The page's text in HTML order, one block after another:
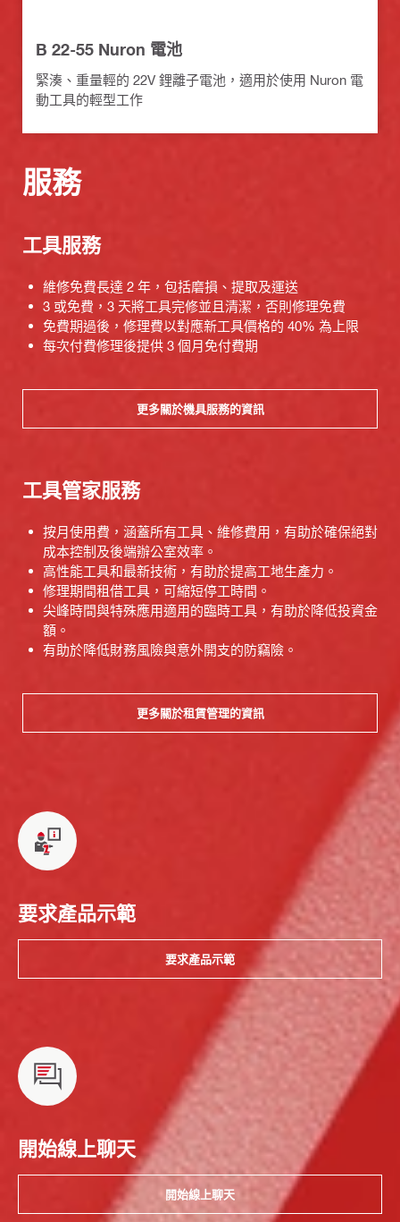
B 22-55 Nuron 電池
緊湊、重量輕的 22V 鋰離子電池，適用於使用 Nuron 電
動工具的輕型工作
服務
工具服務
維修免費長達 2 年，包括磨損、提取及運送
3 或免費，3 天將工具完修並且清潔，否則修理免費
免費期過後，修理費以對應新工具價格的 40% 為上限
每次付費修理後提供 3 個月免付費期
更多關於機具服務的資訊
工具管家服務
按月使用費，涵蓋所有工具、維修費用，有助於確保絕對
成本控制及後端辦公室效率。
高性能工具和最新技術，有助於提高工地生產力。
修理期間租借工具，可縮短停工時間。
尖峰時間與特殊應用適用的臨時工具，有助於降低投資金
額。
有助於降低財務風險與意外開支的防竊險。
更多關於租賃管理的資訊
要求產品示範
要求產品示範
開始線上聊天
開始線上聊天